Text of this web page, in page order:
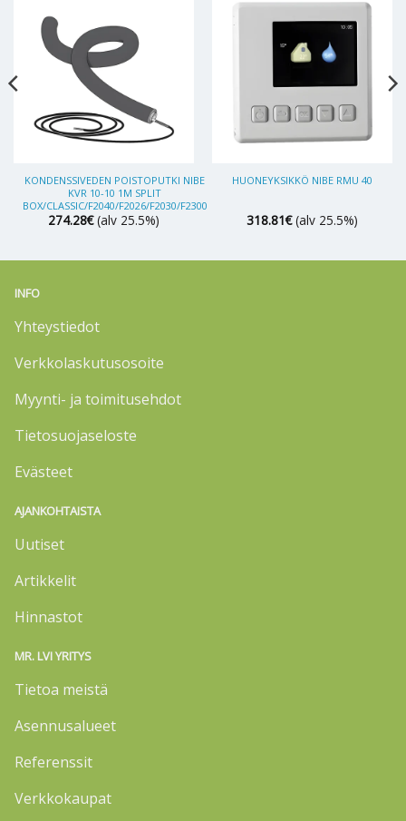
KONDENSSIVEDEN POISTOPUTKI NIBE
KVR 10-10 1M SPLIT
BOX/CLASSIC/F2040/F2026/F2030/F2300
274.28€ (alv 25.5%)
HUONEYKSIKKÖ NIBE RMU 40
318.81€ (alv 25.5%)
INFO
Yhteystiedot
Verkkolaskutusosoite
Myynti- ja toimitusehdot
Tietosuojaseloste
Evästeet
AJANKOHTAISTA
Uutiset
Artikkelit
Hinnastot
MR. LVI YRITYS
Tietoa meistä
Asennusalueet
Referenssit
Verkkokaupat